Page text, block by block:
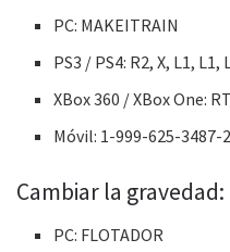
PC: MAKEITRAIN
PS3 / PS4: R2, X, L1,
XBox 360 / XBox One:
Móvil: 1-999-625-3487-
Cambiar la gravedad:
PC: FLOTADOR